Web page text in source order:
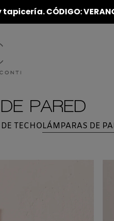
CÓDIGO:
PARED
TECHOLÁMPARAS DE